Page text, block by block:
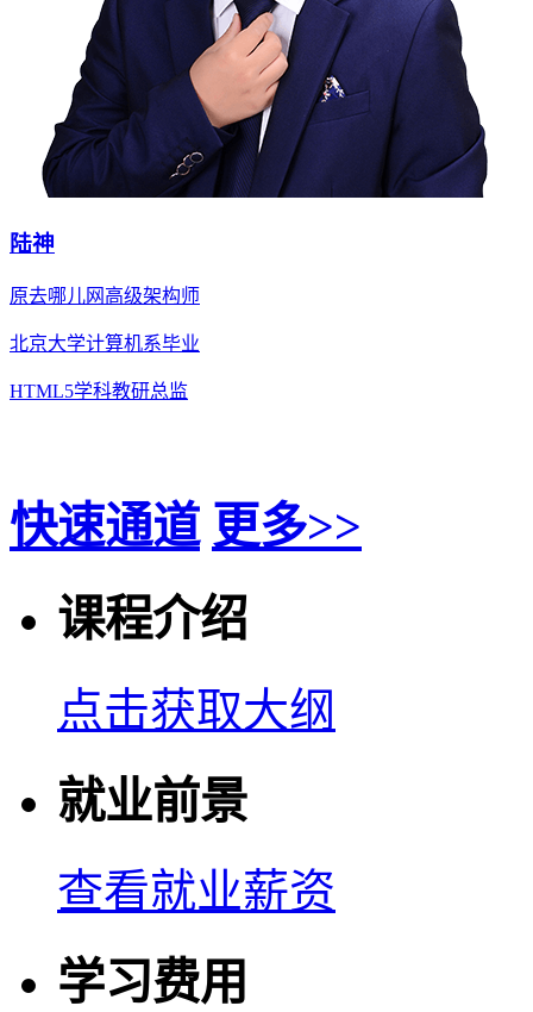
陆神
原去哪儿网高级架构师
北京大学计算机系毕业
HTML5学科教研总监
快速通道 更多>>
课程介绍
点击获取大纲
就业前景
查看就业薪资
学习费用